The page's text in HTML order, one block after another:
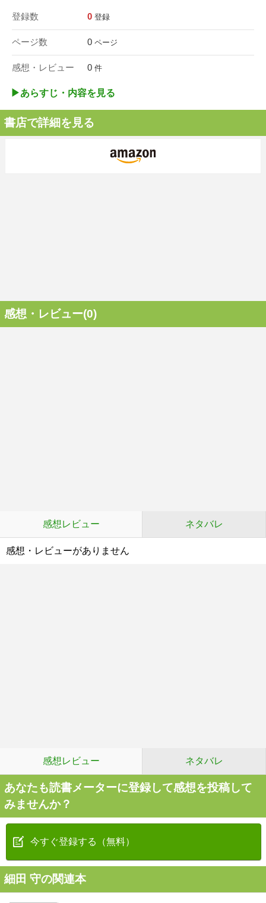
登録数 0 登録
ページ数 0 ページ
感想・レビュー 0 件
▶︎あらすじ・内容を見る
書店で詳細を見る
感想・レビュー(0)
感想レビュー ネタバレ
感想・レビューがありません
感想レビュー ネタバレ
あなたも読書メーターに登録して感想を投稿して
みませんか？
今すぐ登録する（無料）
細田 守の関連本